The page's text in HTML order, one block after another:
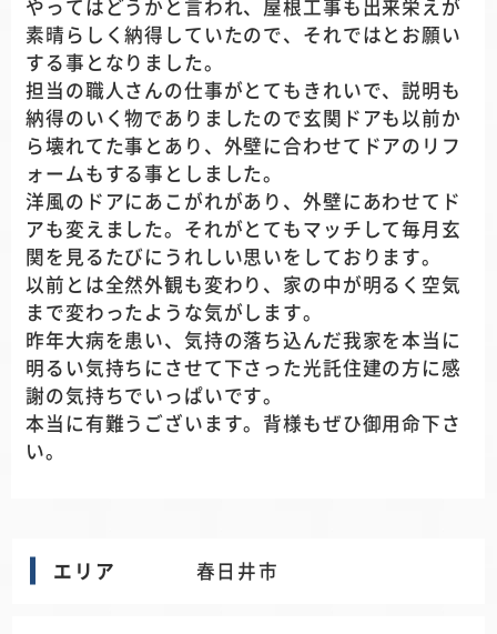
やってはどうかと言われ、屋根工事も出来栄えが
素晴らしく納得していたので、それではとお願い
する事となりました。
担当の職人さんの仕事がとてもきれいで、説明も
納得のいく物でありましたので玄関ドアも以前か
ら壊れてた事とあり、外壁に合わせてドアのリフ
ォームもする事としました。
洋風のドアにあこがれがあり、外壁にあわせてド
アも変えました。それがとてもマッチして毎月玄
関を見るたびにうれしい思いをしております。
以前とは全然外観も変わり、家の中が明るく空気
まで変わったような気がします。
昨年大病を患い、気持の落ち込んだ我家を本当に
明るい気持ちにさせて下さった光託住建の方に感
謝の気持ちでいっぱいです。
本当に有難うございます。背様もぜひ御用命下さ
い。
エリア 春日井市